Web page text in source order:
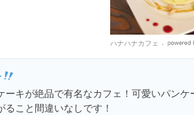
ハナハナカフェ
ーキが絶品で有名なカフェ！可愛いパンケ
ること間違いなしです！